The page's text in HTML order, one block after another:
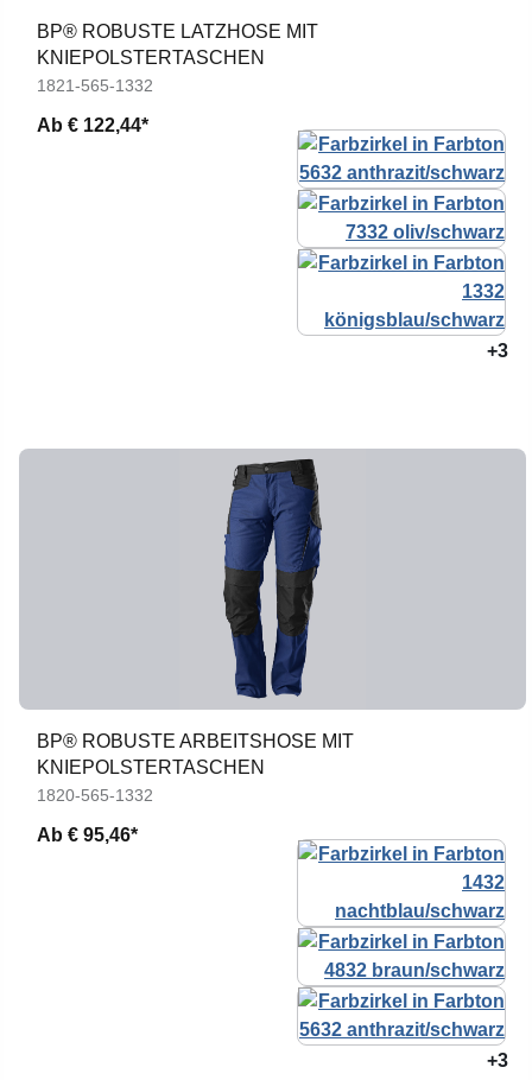
BP® ROBUSTE LATZHOSE MIT
KNIEPOLSTERTASCHEN
1821-565-1332
Ab € 122,44*
+3
BP® ROBUSTE ARBEITSHOSE MIT
KNIEPOLSTERTASCHEN
1820-565-1332
Ab € 95,46*
+3